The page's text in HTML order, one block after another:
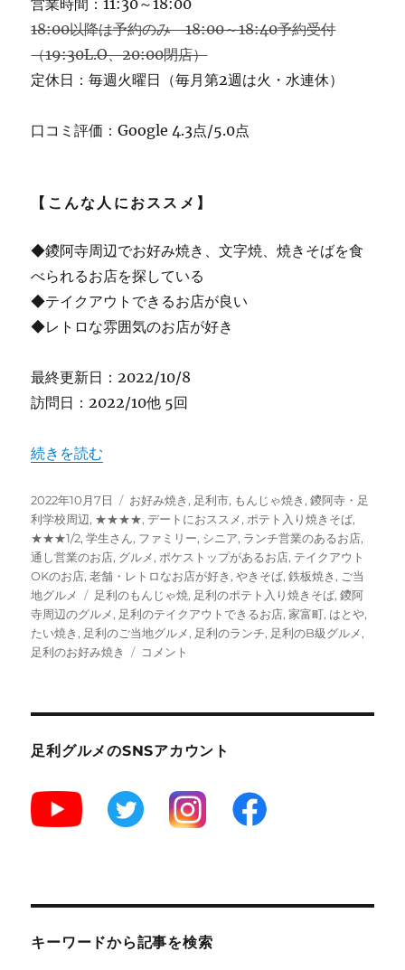
18:00以降は予約のみ 18:00～18:40予約受付
（19:30L.O、20:00閉店）
定休日：毎週火曜日（毎月第2週は火・水連休）
口コミ評価：Google 4.3点/5.0点
【こんな人におススメ】
◆鑁阿寺周辺でお好み焼き、文字焼、焼きそばを食
べられるお店を探している
◆テイクアウトできるお店が良い
◆レトロな雰囲気のお店が好き
最終更新日：2022/10/8
訪問日：2022/10他 5回
“【足利】お好み焼き&文字焼き “はとや” 鑁阿寺目の前
続きを読む
投
稿
日:
2022年10月7日
カ
テ
ゴ
リ
ー
お好み焼き , 足利市, もんじゃ焼き ,鑁阿寺・足
利学校周辺, ★★★★,デートにおススメ, ポテト入り焼きそば,
★★★1/2,学生さん, ファミリー, シニア, ランチ営業のあるお店,
通し営業のお店, グルメ, ポケストップがあるお店, テイクアウト
OKのお店,老舗・レトロなお店が好き ,やきそば,鉄板焼き , ご当
地グルメ
タ
グ
足利のもんじゃ焼, 足利のポテト入り焼きそば,鑁阿
寺周辺のグルメ, 足利のテイクアウトできるお店,家富町, はとや,
たい焼き , 足利のご当地グルメ, 足利のランチ, 足利のB級グルメ,
足利のお好み焼き
【足
焼
文
字
鑁
コメント
足利グルメのSNSアカウント
キーワードから記事を検索